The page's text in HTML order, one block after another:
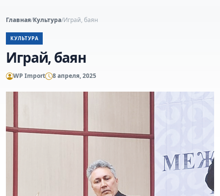
Главная/Культура/Играй, баян
КУЛЬТУРА
Играй, баян
WP Import 8 апреля, 2025